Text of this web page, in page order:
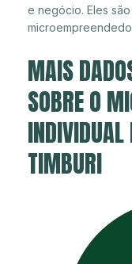
e negócio. Eles
MAIS
SOBRE O
INDIVIDUAL
TIMBURI